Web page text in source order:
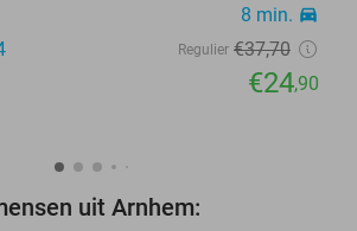
8 min. directions_car
Regulier €37,70
€24,90
uit Arnhem: